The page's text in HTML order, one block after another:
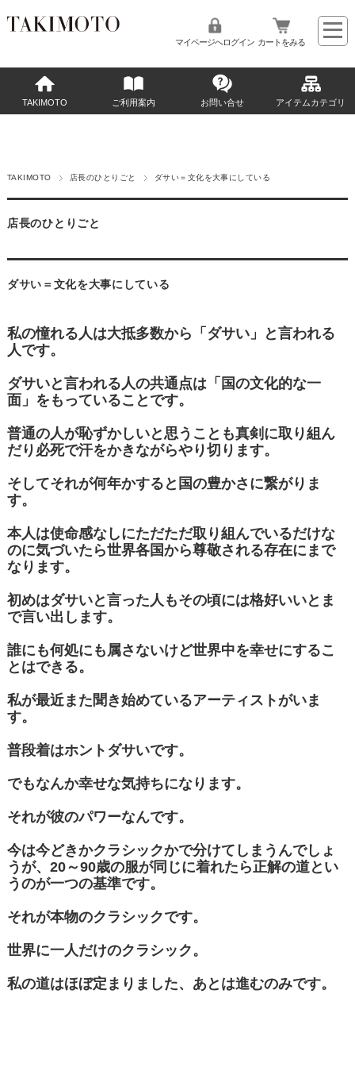
マイページへログイン カートをみる
TAKIMOTO ご利用案内 お問い合せ アイテムカテゴリ
TAKIMOTO 店長のひとりごと ダサい＝文化を大事にしている
店長のひとりごと
ダサい＝文化を大事にしている
私の憧れる人は大抵多数から「ダサい」と言われる
人です。
ダサいと言われる人の共通点は「国の文化的な一
面」をもっていることです。
普通の人が恥ずかしいと思うことも真剣に取り組ん
だり必死で汗をかきながらやり切ります。
そしてそれが何年かすると国の豊かさに繋がりま
す。
本人は使命感なしにただただ取り組んでいるだけな
のに気づいたら世界各国から尊敬される存在にまで
なります。
初めはダサいと言った人もその頃には格好いいとま
で言い出します。
誰にも何処にも属さないけど世界中を幸せにするこ
とはできる。
私が最近また聞き始めているアーティストがいま
す。
普段着はホントダサいです。
でもなんか幸せな気持ちになります。
それが彼のパワーなんです。
今は今どきかクラシックかで分けてしまうんでしょ
うが、20～90歳の服が同じに着れたら正解の道とい
うのが一つの基準です。
それが本物のクラシックです。
世界に一人だけのクラシック。
私の道はほぼ定まりました、あとは進むのみです。